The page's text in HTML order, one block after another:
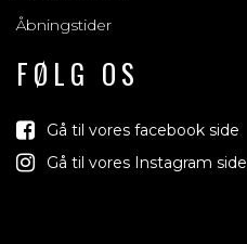
Åbningstider
FØLG OS
Gå til vores facebook side
Gå til vores Instagram side